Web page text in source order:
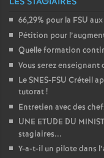
66,29% pour la FSU
Pétition pour
Quelle formation
Vous serez enseignant
LeSNES-FSU Créteil
tutorat!
Entretien avec des
UNE ETUDE DU
stagiaires...
Y-a-t-il un pilote dans